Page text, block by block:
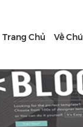
Trang Chủ Về